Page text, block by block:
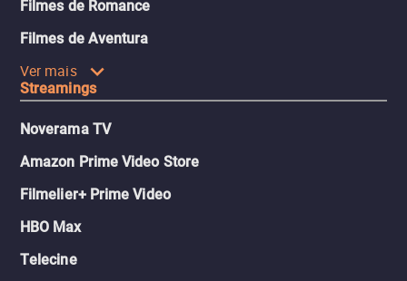
Filmes de Romance
Filmes de Aventura
Ver mais
Streamings
Noverama TV
Amazon Prime Video Store
Filmelier+ Prime Video
HBO Max
Telecine